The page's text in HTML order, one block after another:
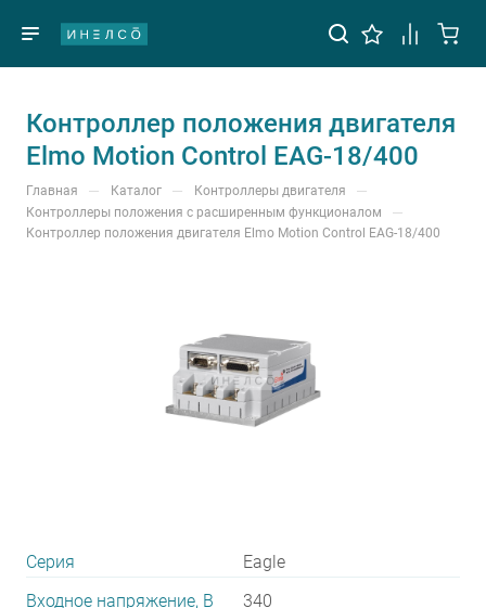
Контроллер положения двигателя
Elmo Motion Control EAG-18/400
Главная — Каталог — Контроллеры двигателя —
Контроллеры положения с расширенным функционалом —
Контроллер положения двигателя Elmo Motion Control EAG-18/400
Серия
Eagle
Входное напряжение, В
340